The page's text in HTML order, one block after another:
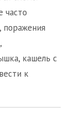
часто
поражения
кашель с
к